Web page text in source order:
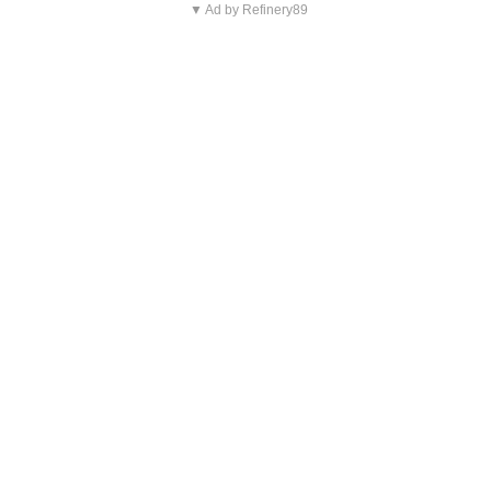
▼ Ad by Refinery89